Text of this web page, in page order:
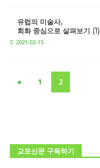
유럽의 미술사,
회화 중심으로 살펴보기 (1)
2021-02-15
« 1 2
교포신문 구독하기